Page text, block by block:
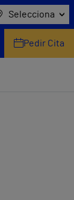
Selecciona
Pedir Cita